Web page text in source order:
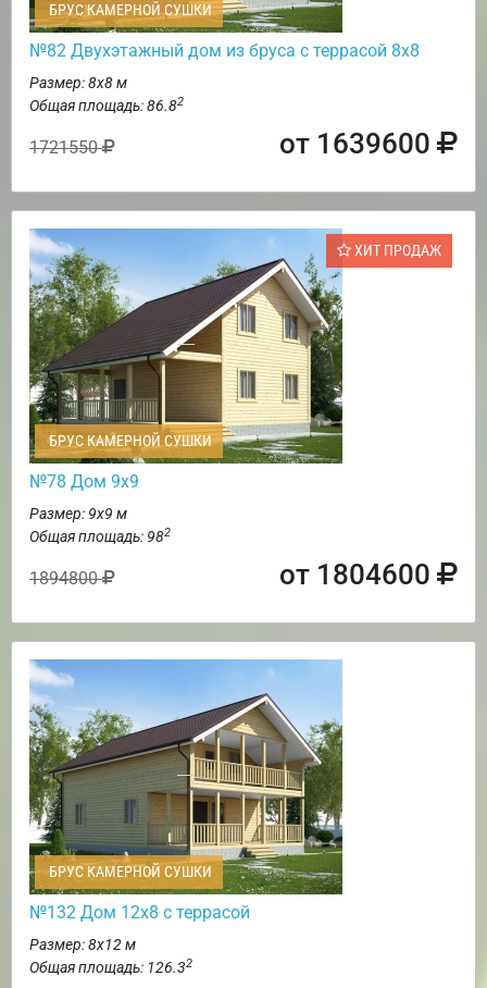
БРУС КАМЕРНОЙ СУШКИ
№82 Двухэтажный дом из бруса с террасой 8х8
Размер: 8х8 м
Общая площадь: 86.82
1721550 от 1639600
ХИТ ПРОДАЖ
БРУС КАМЕРНОЙ СУШКИ
№78 Дом 9х9
Размер: 9х9 м
Общая площадь: 982
1894800 от 1804600
БРУС КАМЕРНОЙ СУШКИ
№132 Дом 12х8 с террасой
Размер: 8х12 м
Общая площадь: 126.32